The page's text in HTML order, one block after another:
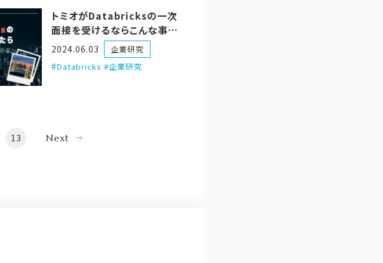
トミオがDatabricksの一次
面接を受けるならこんな事前
調査と準備をする、という話
2024.06.03
企業研究
Databricks #企業研究
13 Next